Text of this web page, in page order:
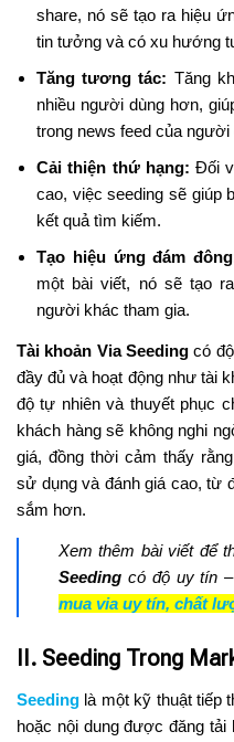
share, nó sẽ tạo ra hiệu
tin tưởng và có xu hướng
Tăng tương tác: Tăng
nhiều người dùng hơn,
trong news feed của người
Cải thiện thứ hạng: Đối
cao, việc seeding sẽ giúp
kết quả tìm kiếm.
Tạo hiệu ứng đám
một bài viết, nó sẽ tạo
người khác tham gia.
Tài khoản Via Seedingcó độ
đầy đủ và hoạt động như tài
độ tự nhiên và thuyết phục
khách hàng sẽ không nghi
giá, đồng thời cảm thấy
sử dụng và đánh giá cao, từ
sắm hơn.
Xem thêm bài viết để
Seeding có độ uy tín
mua via uy tín, chất
II. Seeding Trong
Seeding là một kỹ thuật tiếp
hoặc nội dung được đăng